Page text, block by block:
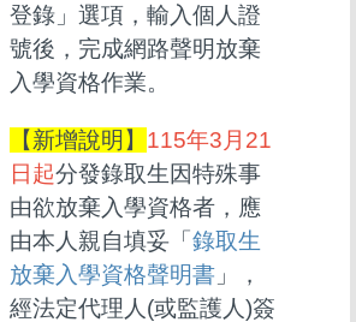
登錄」選項，輸入個人證
號後，完成網路聲明放棄
入學資格作業。
【新增說明】 115年3月21
日起分發錄取生因特殊事
由欲放棄入學資格者，應
由本人親自填妥「錄取生
放棄入學資格聲明書 」，
經法定代理人(或監護人)簽